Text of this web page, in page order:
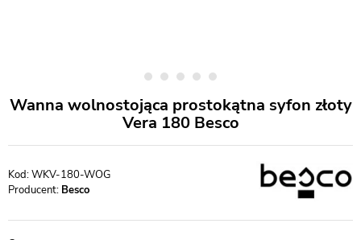
Wanna wolnostojąca prostokątna syfon złoty
Vera 180 Besco
WKV-180-WOG
Producent: Besco